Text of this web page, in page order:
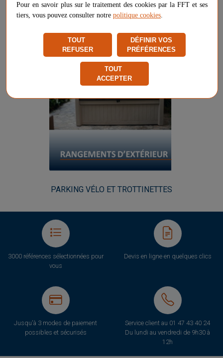
PARKING VÉLO ET TROTTINETTES
3000 références sélectionnées pour
vous
Devis en ligne en quelques clics
Jusqu'à 3 modes de paiement
possibles et sécurisés
Service client au 01 47 43 40 24
Du lundi au vendredi de 9h30 à
12h
Pour en savoir plus sur le traitement des cookies par la FFT et ses
tiers, vous pouvez consulter notre politique cookies
TOUT
REFUSER
DÉFINIR VOS
PRÉFÉRENCES
TOUT
ACCEPTER